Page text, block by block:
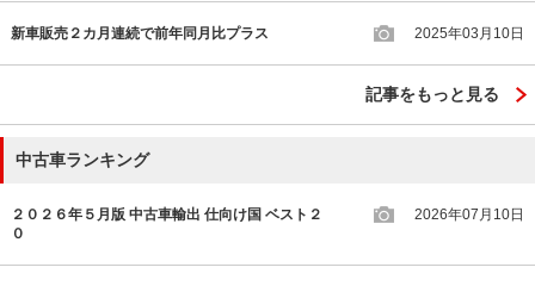
新車販売２カ月連続で前年同月比プラス 2025年03月10日
記事をもっと見る
中古車ランキング
２０２６年５月版 中古車輸出 仕向け国 ベスト２
０
2026年07月10日